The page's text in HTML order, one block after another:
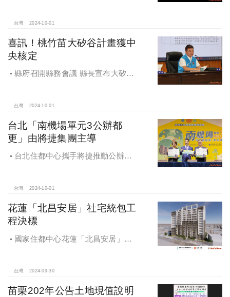
台灣 2024-10-01
喜訊！桃竹苗大矽谷計畫獲中
央核定
縣府召開縣務會議 縣長宣布大矽谷
台灣 2024-10-01
台北「南機場單元3公辦都
更」由將捷集團主導
台北住都中心攜手將捷推動公辦都
台灣 2024-10-01
花蓮「北昌安居」社宅統包工
程決標
國家住都中心花蓮「北昌安居」社
台灣 2024-09-30
苗栗202年公告土地現值說明